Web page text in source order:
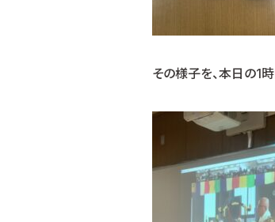
その様子を、本日の1